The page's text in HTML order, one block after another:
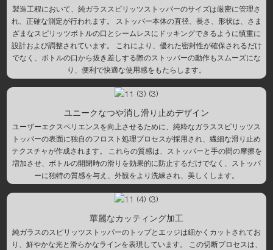
製造工程において、純ガラススピリッツストッパーのサイズは厳密に管理さ
れ、正確な測定が行われます。 ストッパー本体の直径、長さ、形状は、さま
ざまなスピリッツボトルの口とシームレスにドッキングできるように慎重に
設計および調整されています。 これにより、優れた密封性が確保されるだけ
でなく、ボトルの口から抜き差しする際のストッパーの動作もスムーズにな
り、便利で快適な使用感をもたらします。
ユニークなつや消し滑り止めデザイン
ユーザーエクスペリエンスを向上させるために、純粋なガラススピリッツス
トッパーの表面に独自のフロスト処理プロセスが採用され、繊細な滑り止め
テクスチャが作成されます。 これらの質感は、ストッパーと手の間の摩擦を
増加させ、ボトルの開閉時の滑りを効果的に防止するだけでなく、ストッパ
ーに独特の質感を与え、外観をより洗練され、美しくします。
華麗なカッティング加工
純ガラスのスピリッツストッパーのトップとエッジは細かくカットされてお
り、鮮やかな光と滑らかなラインを表現しています。 この切断プロセスは、